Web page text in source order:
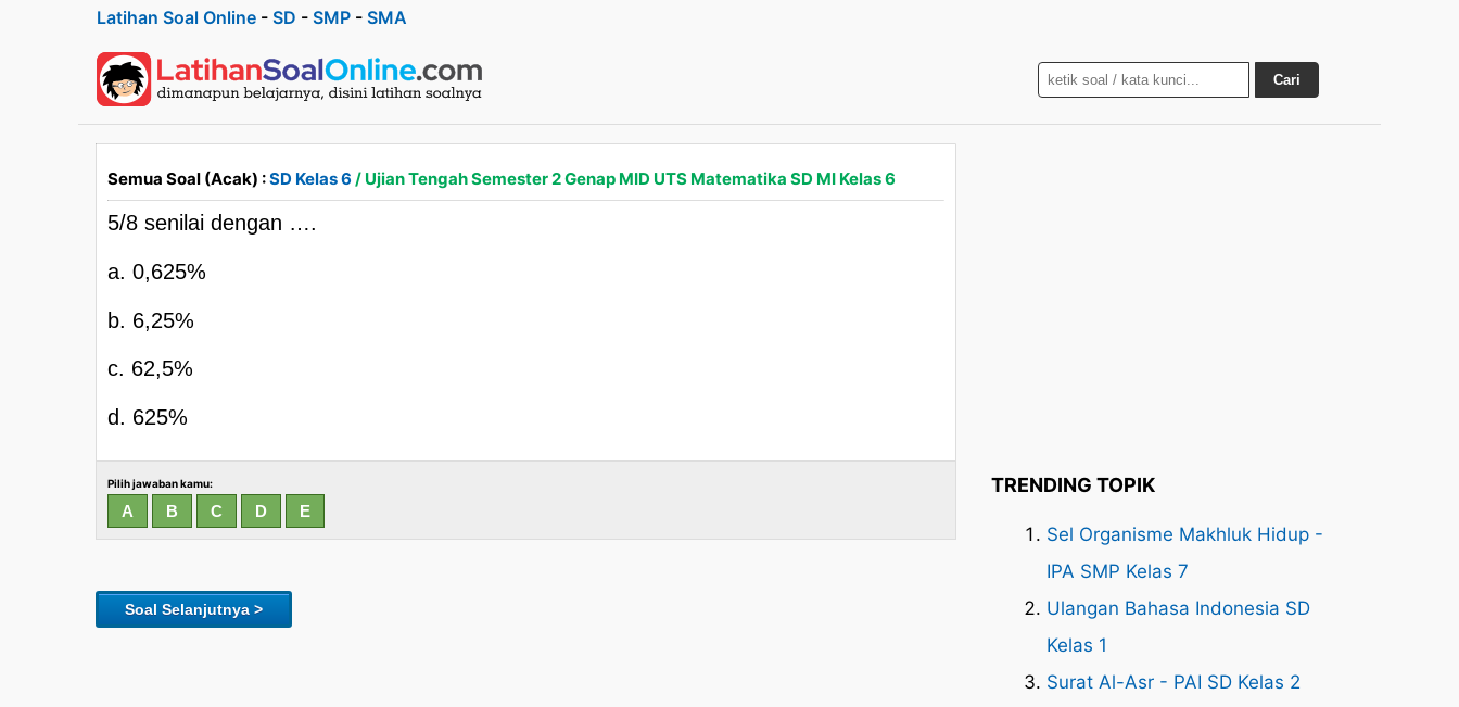
Latihan Soal Online - SD - SMP - SMA
Cari
Semua Soal (Acak) :SD Kelas 6 / Ujian Tengah Semester 2 Genap MID UTS Matematika SD MI Kelas 6
5/8 senilai dengan ….
a. 0,625%
b. 6,25%
c. 62,5%
d. 625%
Pilih jawaban kamu:
Soal Selanjutnya >
TRENDING TOPIK
Sel Organisme Makhluk Hidup -
IPA SMP Kelas 7
Ulangan Bahasa Indonesia SD
Kelas 1
Surat Al-Asr - PAI SD Kelas 2